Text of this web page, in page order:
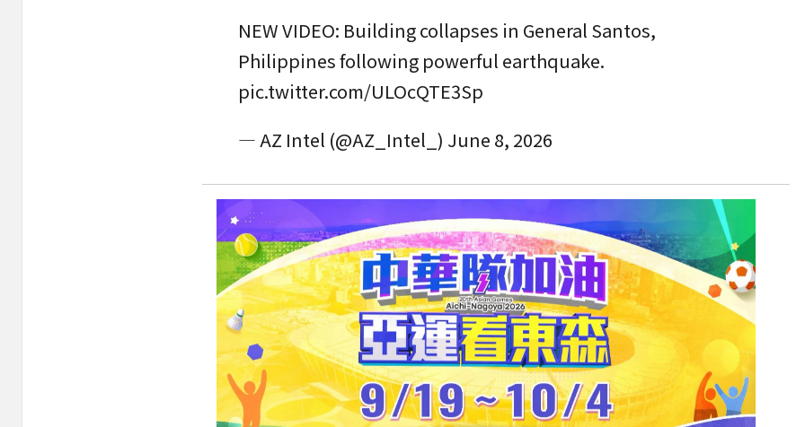
NEW VIDEO: Building collapses in General Santos,
Philippines following powerful earthquake.
pic.twitter.com/ULOcQTE3Sp
— AZ Intel (@AZ_Intel_) June 8, 2026